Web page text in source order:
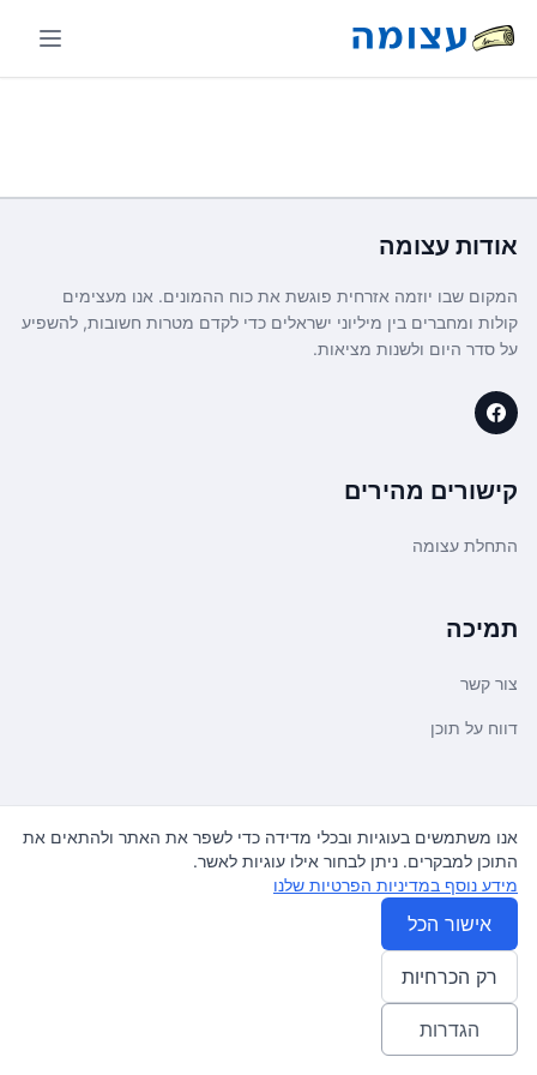
אודות עצומה
המקום שבו יוזמה אזרחית פוגשת את כוח ההמונים. אנו מעצימים
קולות ומחברים בין מיליוני ישראלים כדי לקדם מטרות חשובות, להשפיע
על סדר היום ולשנות מציאות.
קישורים מהירים
התחלת עצומה
תמיכה
צור קשר
דווח על תוכן
משפטי ועדכונים
מדיניות פרטיות
תנאי שימוש
© 2026 עצומה. כל הזכויות שמורות.
אנו משתמשים בעוגיות ובכלי מדידה כדי לשפר את האתר ולהתאים את
התוכן למבקרים. ניתן לבחור אילו עוגיות לאשר.
מידע נוסף במדיניות הפרטיות שלנו
אישור הכל
רק הכרחיות
הגדרות